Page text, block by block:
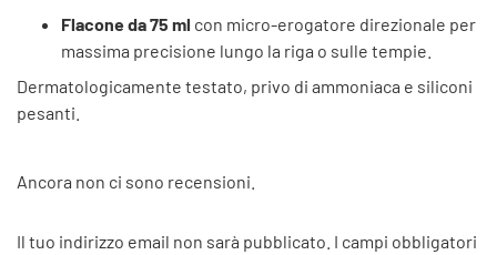
Flacone da 75 ml con micro-erogatore direzionale per
massima precisione lungo la riga o sulle tempie.
Dermatologicamente testato, privo di ammoniaca e siliconi
pesanti.
Ancora non ci sono recensioni.
Il tuo indirizzo email non sarà pubblicato. I campi obbligatori